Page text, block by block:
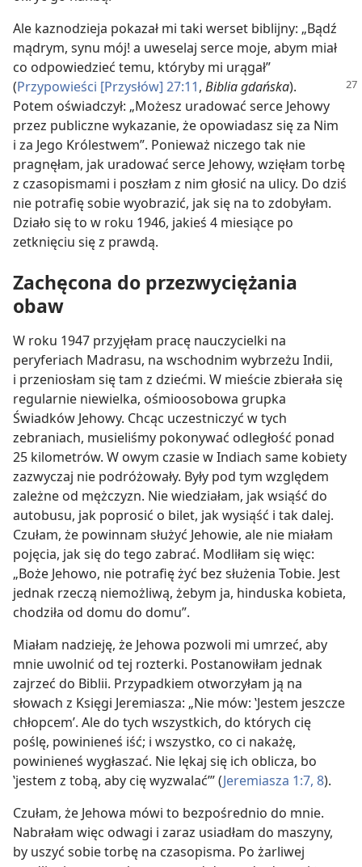
Ale kaznodzieja pokazał mi taki werset biblijny: „Bądź
mądrym, synu mój! a uweselaj serce moje, abym miał
co odpowiedzieć temu, któryby mi urągał”
(Przypowieści [Przysłów] 27:11, Biblia gdańska).
Potem oświadczył: „Możesz uradować serce Jehowy
przez publiczne wykazanie, że opowiadasz się za Nim
i za Jego Królestwem”. Ponieważ niczego tak nie
pragnęłam, jak uradować serce Jehowy, wzięłam torbę
z czasopismami i poszłam z nim głosić na ulicy. Do dziś
nie potrafię sobie wyobrazić, jak się na to zdobyłam.
Działo się to w roku 1946, jakieś 4 miesiące po
zetknięciu się z prawdą.
Zachęcona do przezwyciężania
obaw
W roku 1947 przyjęłam pracę nauczycielki na
peryferiach Madrasu, na wschodnim wybrzeżu Indii,
i przeniosłam się tam z dziećmi. W mieście zbierała się
regularnie niewielka, ośmioosobowa grupka
Świadków Jehowy. Chcąc uczestniczyć w tych
zebraniach, musieliśmy pokonywać odległość ponad
25 kilometrów. W owym czasie w Indiach same kobiety
zazwyczaj nie podróżowały. Były pod tym względem
zależne od mężczyzn. Nie wiedziałam, jak wsiąść do
autobusu, jak poprosić o bilet, jak wysiąść i tak dalej.
Czułam, że powinnam służyć Jehowie, ale nie miałam
pojęcia, jak się do tego zabrać. Modliłam się więc:
„Boże Jehowo, nie potrafię żyć bez służenia Tobie. Jest
jednak rzeczą niemożliwą, żebym ja, hinduska kobieta,
chodziła od domu do domu”.
Miałam nadzieję, że Jehowa pozwoli mi umrzeć, aby
mnie uwolnić od tej rozterki. Postanowiłam jednak
zajrzeć do Biblii. Przypadkiem otworzyłam ją na
słowach z Księgi Jeremiasza: „Nie mów: ‛Jestem jeszcze
chłopcem’. Ale do tych wszystkich, do których cię
poślę, powinieneś iść; i wszystko, co ci nakażę,
powinieneś wygłaszać. Nie lękaj się ich oblicza, bo
‛jestem z tobą, aby cię wyzwalać’” (Jeremiasza 1:7, 8).
Czułam, że Jehowa mówi to bezpośrednio do mnie.
Nabrałam więc odwagi i zaraz usiadłam do maszyny,
by uszyć sobie torbę na czasopisma. Po żarliwej